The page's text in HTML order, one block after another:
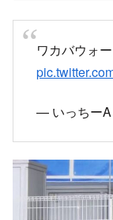
ワカバウォ
— いっちー